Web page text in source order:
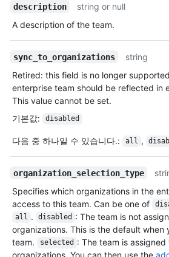
description
string or null
A description of the team.
sync_to_organizations
string
Retired: this field is no longer
enterprise team should be reflected in
This value cannot be set.
기본값: disabled
다음 중 하나일 수 있습니다.: all ,
organization_selection_type
Specifies which organizations in the
access to this team. Can be one of
all . disabled : The team is not
organizations. This is the default when
team.
selected : The team is
organizations. You can then use the